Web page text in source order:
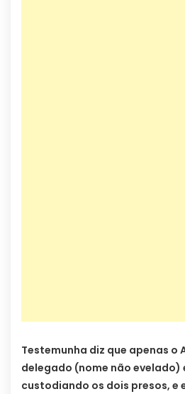
Testemunha diz que apenas o
delegado (nome não evelado)
custodiando os dois presos, e